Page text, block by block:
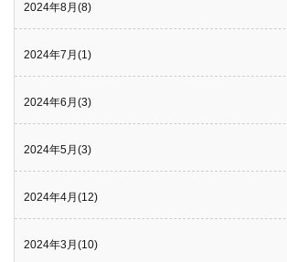
2024年8月(8)
2024年7月(1)
2024年6月(3)
2024年5月(3)
2024年4月(12)
2024年3月(10)